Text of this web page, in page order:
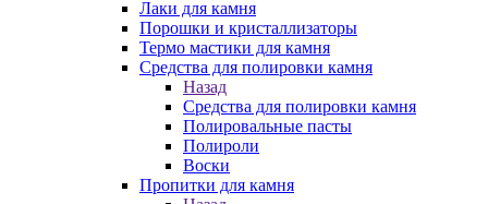
Лаки для камня
Порошки и кристаллизаторы
Термо мастики для камня
Средства для полировки камня
Назад
Средства для полировки камня
Полировальные пасты
Полироли
Воски
Пропитки для камня